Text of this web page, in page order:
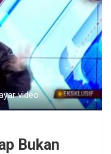
video
Bukan